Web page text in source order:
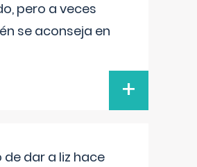
pero a veces
se aconseja en
+
dar a liz hace